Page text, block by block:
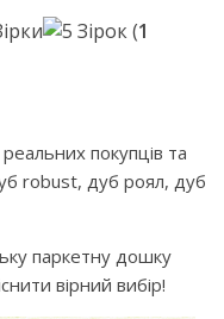
(1
покупців та
robust, дуб роял, дуб
паркетну дошку
вірний вибір!